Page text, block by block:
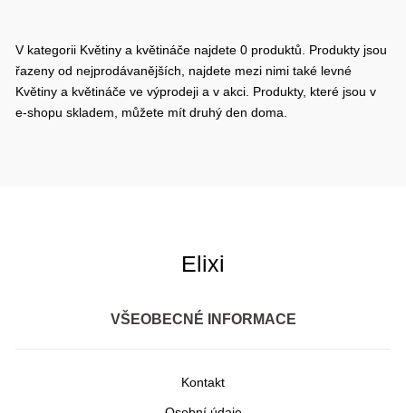
V kategorii Květiny a květináče najdete 0 produktů. Produkty jsou
řazeny od nejprodávanějších, najdete mezi nimi také levné
Květiny a květináče ve výprodeji a v akci. Produkty, které jsou v
e-shopu skladem, můžete mít druhý den doma.
Elixi
VŠEOBECNÉ INFORMACE
Kontakt